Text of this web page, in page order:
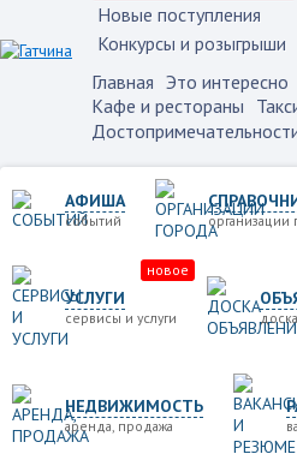
Новые поступления
Конкурсы и розыгрыши
Главная Это интересно
Кафе и рестораны
АФИША
событий организации
УСЛУГИ
сервисы и услуги
новое
НЕДВИЖИМОСТЬ
аренда, продажа